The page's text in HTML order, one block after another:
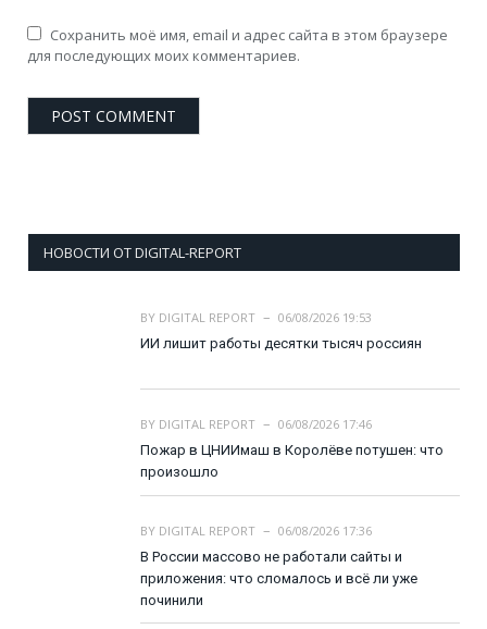
Сохранить моё имя, email и адрес сайта в этом браузере
для последующих моих комментариев.
НОВОСТИ ОТ DIGITAL-REPORT
BY DIGITAL REPORT
06/08/2026 19:53
ИИ лишит работы десятки тысяч россиян
BY DIGITAL REPORT
06/08/2026 17:46
Пожар в ЦНИИмаш в Королёве потушен: что
произошло
BY DIGITAL REPORT
06/08/2026 17:36
В России массово не работали сайты и
приложения: что сломалось и всё ли уже
починили